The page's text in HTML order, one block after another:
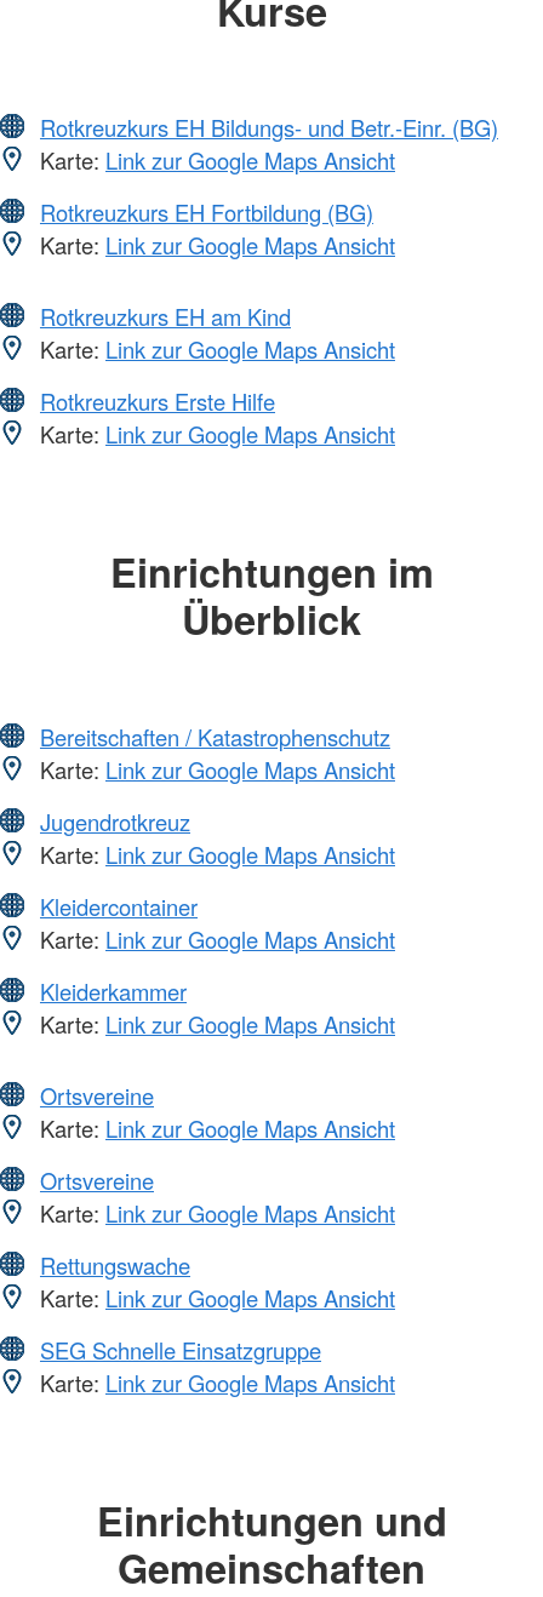
Rotkreuzkurs EH Bildungs- und Betr.-Einr. (BG)
Karte: Link zur Google Maps Ansicht
Rotkreuzkurs EH Fortbildung (BG)
Karte: Link zur Google Maps Ansicht
Rotkreuzkurs EH am Kind
Karte: Link zur Google Maps Ansicht
Rotkreuzkurs Erste Hilfe
Karte: Link zur Google Maps Ansicht
Einrichtungen im
Überblick
Bereitschaften / Katastrophenschutz
Karte: Link zur Google Maps Ansicht
Jugendrotkreuz
Karte: Link zur Google Maps Ansicht
Kleidercontainer
Karte: Link zur Google Maps Ansicht
Kleiderkammer
Karte: Link zur Google Maps Ansicht
Ortsvereine
Karte: Link zur Google Maps Ansicht
Ortsvereine
Karte: Link zur Google Maps Ansicht
Rettungswache
Karte: Link zur Google Maps Ansicht
SEG Schnelle Einsatzgruppe
Karte: Link zur Google Maps Ansicht
Einrichtungen und
Gemeinschaften